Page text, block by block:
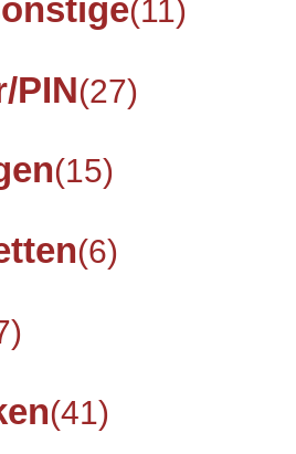
(11)
PIN(27)
(15)
(6)
(41)